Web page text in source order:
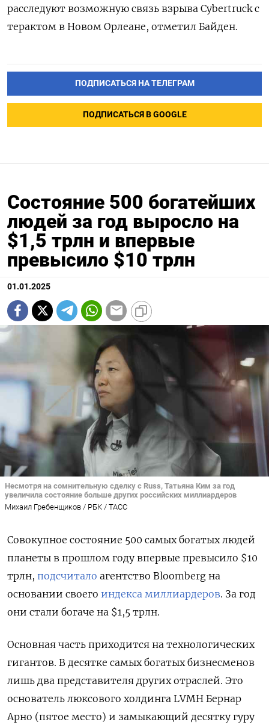
расследуют возможную связь взрыва Cybertruck с
терактом в Новом Орлеане, отметил Байден.
ПОДПИСАТЬСЯ НА ТЕЛЕГРАМ
ПОДПИСАТЬСЯ В GOOGLE
Состояние 500 богатейших
людей за год выросло на
$1,5 трлн и впервые
превысило $10 трлн
01.01.2025
Несмотря на сомнительную сделку с Russ, Татьяна Ким за год
увеличила состояние больше других российских миллиардеров
Михаил Гребенщиков / РБК / ТАСС
Совокупное состояние 500 самых богатых людей
планеты в прошлом году впервые превысило $10
трлн, подсчитало агентство Bloomberg на
основании своего индекса миллиардеров. За год
они стали богаче на $1,5 трлн.
Основная часть приходится на технологических
гигантов. В десятке самых богатых бизнесменов
лишь два представителя других отраслей. Это
основатель люксового холдинга LVMH Бернар
Арно (пятое место) и замыкающий десятку гуру